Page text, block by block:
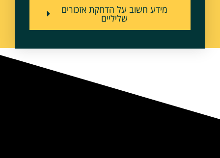
מידע חשוב על הדחקת אזכורים
שליליים